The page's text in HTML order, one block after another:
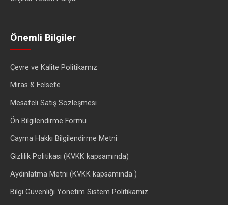
Önemli Bilgiler
Çevre ve Kalite Politikamız
Miras & Felsefe
Mesafeli Satış Sözleşmesi
Ön Bilgilendirme Formu
Cayma Hakkı Bilgilendirme Metni
Gizlilik Politikası (KVKK kapsamında)
Aydınlatma Metni (KVKK kapsamında )
Bilgi Güvenliği Yönetim Sistem Politikamız